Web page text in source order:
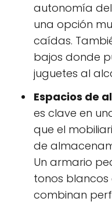
autonomía
una opción
caídas.
bajos donde
juguetes al
Espacios de
es clave en
que el
de
Un armario
tonos
combinan